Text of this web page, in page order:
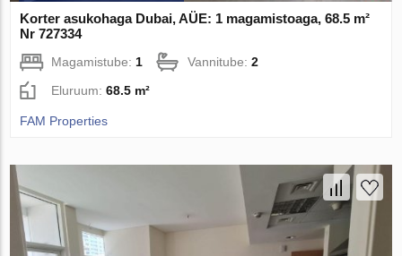
Korter asukohaga Dubai, AÜE: 1 magamistoaga, 68.5 m²
Nr 727334
Magamistube: 1 Vannitube:2
Eluruum:68.5 m²
FAM Properties